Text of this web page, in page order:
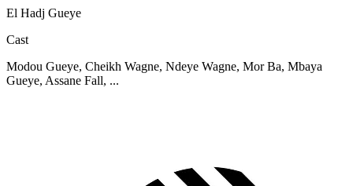
El Hadj Gueye
Cast
Modou Gueye, Cheikh Wagne, Ndeye Wagne, Mor Ba, Mbaya
Gueye, Assane Fall, ...